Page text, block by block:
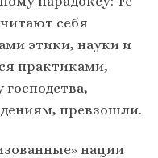
себя
этики, науки и
практиками,
превзошли.
нации